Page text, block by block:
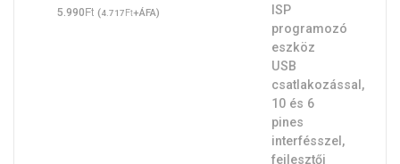
5.990Ft (4.717Ft+ÁFA)